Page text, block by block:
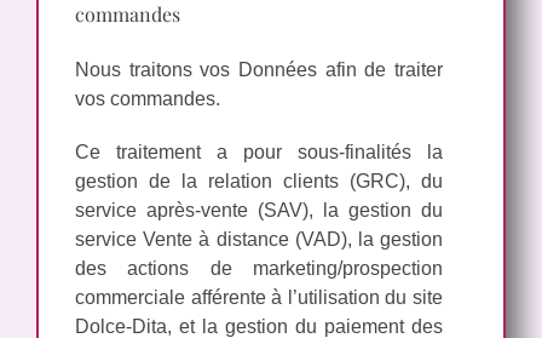
commandes
Nous traitons vos Données afin de traiter
vos commandes.
Ce traitement a pour sous-finalités la
gestion de la relation clients (GRC), du
service après-vente (SAV), la gestion du
service Vente à distance (VAD), la gestion
des actions de marketing/prospection
commerciale afférente à l’utilisation du site
Dolce-Dita, et la gestion du paiement des